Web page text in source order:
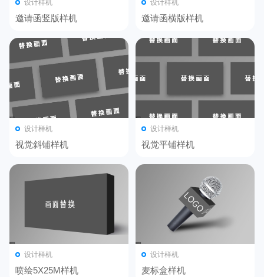
设计样机
邀请函竖版样机
设计样机
邀请函横版样机
设计样机
视觉斜铺样机
设计样机
视觉平铺样机
设计样机
喷绘5X25M样机
设计样机
麦标盒样机